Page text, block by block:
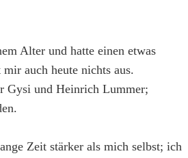
Alter und hatte einen etwas
auch heute nichts aus.
Gysi und Heinrich Lummer;
Zeit stärker als mich selbst; ich